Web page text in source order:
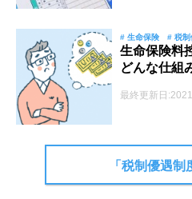
# 生命保険 # 税制
生命保険料
どんな仕組
最終更新日
「税制優遇